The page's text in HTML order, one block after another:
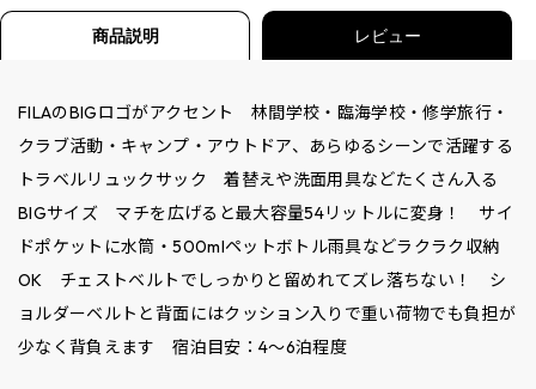
商品説明 レビュー
FILAのBIGロゴがアクセント 林間学校・臨海学校・修学旅行・
クラブ活動・キャンプ・アウトドア、あらゆるシーンで活躍する
トラベルリュックサック 着替えや洗面用具などたくさん入る
BIGサイズ マチを広げると最大容量54リットルに変身！ サイ
ドポケットに水筒・500mlペットボトル雨具などラクラク収納
OK チェストベルトでしっかりと留めれてズレ落ちない！ シ
ョルダーベルトと背面にはクッション入りで重い荷物でも負担が
少なく背負えます 宿泊目安：4～6泊程度